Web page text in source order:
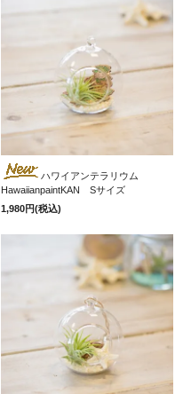
ハワイアンテラリウム
HawaiianpaintKAN Sサイズ
1,980円(税込)